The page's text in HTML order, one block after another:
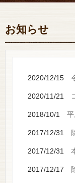
お知らせ
2020/12/15
2020/11/21
2018/10/1
2017/12/31
2017/12/31
2017/12/17